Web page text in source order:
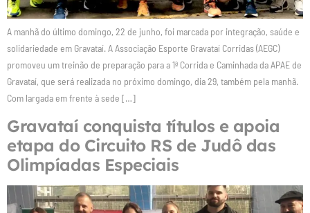
A manhã do último domingo, 22 de junho, foi marcada por integração, saúde e
solidariedade em Gravataí. A Associação Esporte Gravataí Corridas (AEGC)
promoveu um treinão de preparação para a 1ª Corrida e Caminhada da APAE de
Gravataí, que será realizada no próximo domingo, dia 29, também pela manhã.
Com largada em frente à sede […]
Gravataí conquista títulos e apoia
etapa do Circuito RS de Judô das
Olimpíadas Especiais